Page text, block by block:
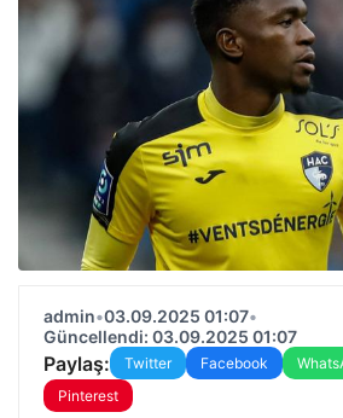
admin•03.09.2025 01:07•
Güncellendi: 03.09.2025 01:07
Paylaş: Twitter Facebook
Pinterest